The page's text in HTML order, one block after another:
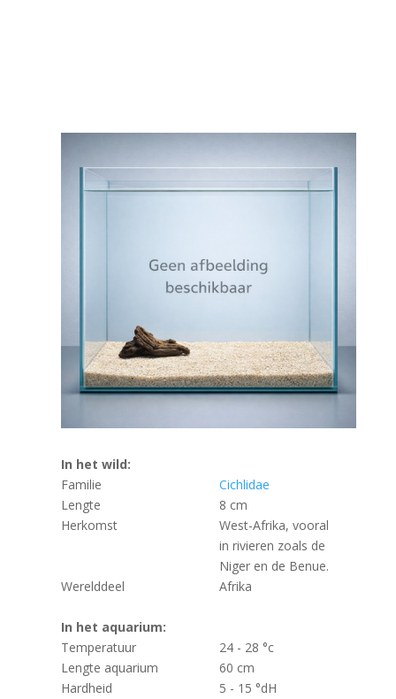
In het wild:
Familie
Cichlidae
Lengte
8 cm
Herkomst
West-Afrika, vooral
in rivieren zoals de
Niger en de Benue.
Werelddeel
Afrika
In het aquarium:
Temperatuur
24 - 28 °c
Lengte aquarium
60 cm
Hardheid
5 - 15 °dH